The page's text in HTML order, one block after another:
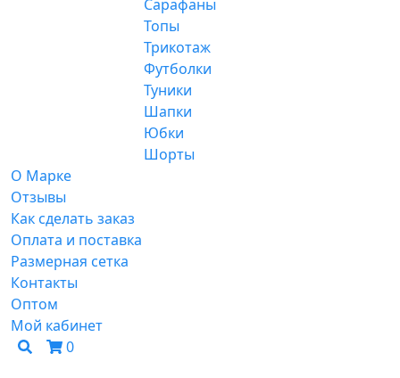
Сарафаны
Топы
Трикотаж
Футболки
Туники
Шапки
Юбки
Шорты
О Марке
Отзывы
Как сделать заказ
Оплата и поставка
Размерная сетка
Контакты
Оптом
Мой кабинет
0